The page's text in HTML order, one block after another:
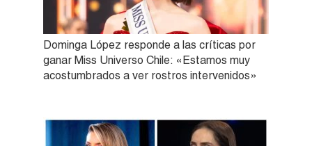
Dominga López responde a las críticas por
ganar Miss Universo Chile: «Estamos muy
acostumbrados a ver rostros intervenidos»